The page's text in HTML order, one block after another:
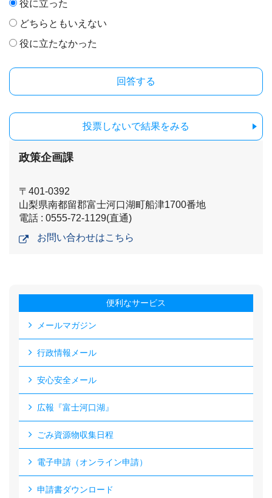
役に立った
どちらともいえない
役に立たなかった
投票しないで結果をみる
政策企画課
〒401-0392
山梨県南都留郡富士河口湖町船津1700番地
電話 : 0555-72-1129(直通)
お問い合わせはこちら
便利なサービス
メールマガジン
行政情報メール
安心安全メール
広報『富士河口湖』
ごみ資源物収集日程
電子申請（オンライン申請）
申請書ダウンロード